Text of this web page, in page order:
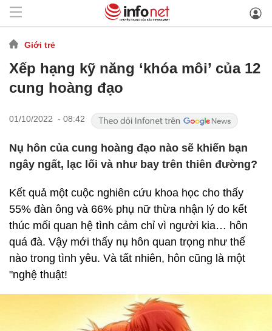
Giới trẻ
Xếp hạng kỹ năng ‘khóa môi’ của 12
cung hoàng đạo
01/10/2022 - 08:42
Nụ hôn của cung hoàng đạo nào sẽ khiến bạn
ngây ngất, lạc lối và như bay trên thiên đường?
Kết quả một cuộc nghiên cứu khoa học cho thấy
55% đàn ông và 66% phụ nữ thừa nhận lý do kết
thúc mối quan hệ tình cảm chỉ vì người kia… hôn
quá đà. Vậy mới thấy nụ hôn quan trọng như thế
nào trong tình yêu. Và tất nhiên, hôn cũng là một
"nghệ thuật!